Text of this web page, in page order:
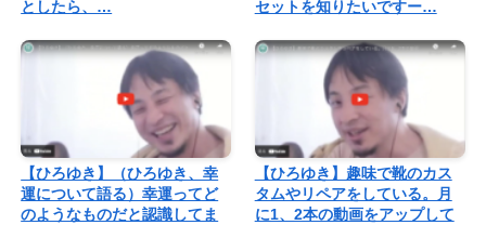
としたら、…
セットを知りたいですー…
【ひろゆき】（ひろゆき、幸
運について語る）幸運ってど
のようなものだと認識してま
【ひろゆき】趣味で靴のカス
タムやリペアをしている。月
に1、2本の動画をアップして